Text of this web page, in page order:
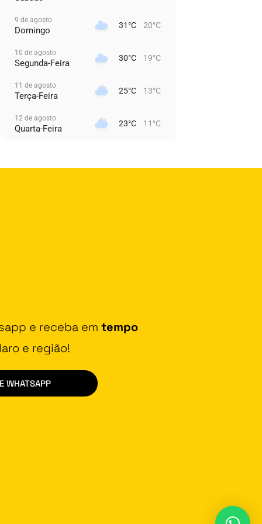
9 de agosto
Domingo 31°C 20°C
10 de agosto
Segunda-Feira 30°C 19°C
11 de agosto
Terça-Feira 25°C 13°C
12 de agosto
Quarta-Feira 23°C 11°C
e receba em tempo
e região!
WHATSAPP